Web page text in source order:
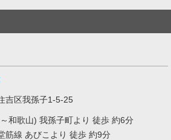
吉区我孫子1-5-25
和歌山) 我孫子町より 徒歩 約6分
筋線 あびこより 徒歩 約9分